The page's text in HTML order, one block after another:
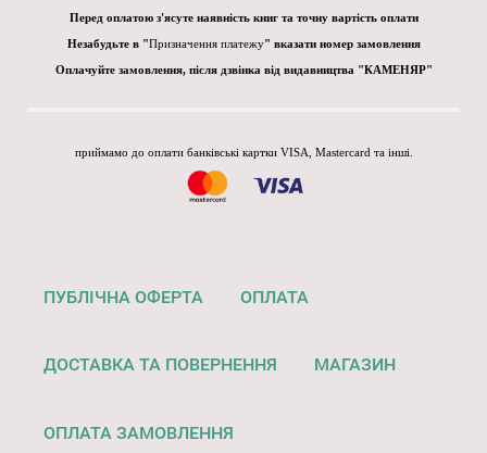
Перед оплатою з'ясуте наявність книг та точну вартість оплати
Незабудьте в "Призначення платежу" вказати номер замовлення
Оплачуйте замовлення, після дзвінка від видавництва "КАМЕНЯР"
приймамо до оплати банківські картки VISA, Mastercard та інші.
ПУБЛІЧНА ОФЕРТА ОПЛАТА
ДОСТАВКА ТА ПОВЕРНЕННЯ МАГАЗИН
ОПЛАТА ЗАМОВЛЕННЯ